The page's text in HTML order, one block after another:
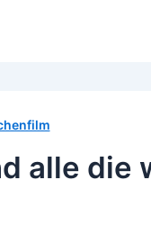
alle die